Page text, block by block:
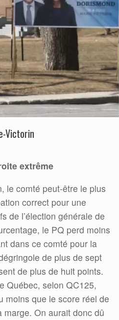
Victorin
extrême
le comté peut-être le plus
correct pour une
de l’élection générale de
le PQ perd moins
dans ce comté pour la
de plus de sept
de plus de huit points.
Québec, selon QC125,
moins que le score réel de
marge. On aurait donc dû